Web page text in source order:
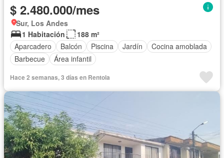
$ 2.480.000/mes
Sur, Los Andes
1 Habitación
188 m²
Aparcadero
Balcón Piscina Jardín
Cocina amoblada
Barbecue
Área infantil
Hace 2 semanas, 3 días en Rentola